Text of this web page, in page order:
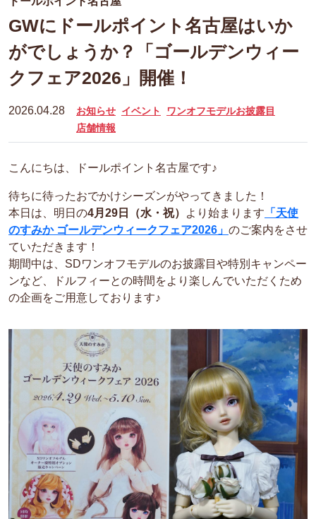
GWにドールポイント名古屋はいか
がでしょうか？「ゴールデンウィー
クフェア2026」開催！
2026.04.28 お知らせ イベント
ワンオフモデルお披露目
店舗情報
こんにちは、ドールポイント名古屋です♪
待ちに待ったおでかけシーズンがやってきました！
本日は、明日の4月29日（水・祝） より始まります 「天使
のすみか ゴールデンウィークフェア2026」 のご案内をさせ
ていただきます！
期間中は、SDワンオフモデルのお披露目や特別キャンペー
ンなど、ドルフィーとの時間をより楽しんでいただくため
の企画をご用意しております♪